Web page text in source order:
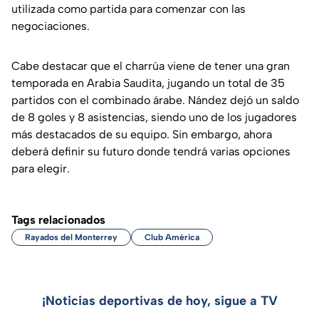
utilizada como partida para comenzar con las
negociaciones.
Cabe destacar que el charrúa viene de tener una gran
temporada en Arabia Saudita, jugando un total de 35
partidos con el combinado árabe. Nández dejó un saldo
de 8 goles y 8 asistencias, siendo uno de los jugadores
más destacados de su equipo. Sin embargo, ahora
deberá definir su futuro donde tendrá varias opciones
para elegir.
Tags relacionados
Rayados del Monterrey Club América
¡Noticias deportivas de hoy, sigue a TV